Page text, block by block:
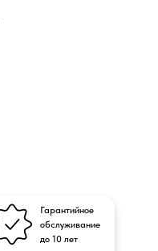
Гарантийное
обслуживание
до 10 лет